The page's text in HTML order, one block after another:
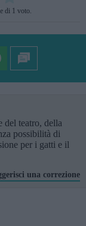
di 1 voto.
del teatro, della
possibilità di
per i gatti e il
una correzione